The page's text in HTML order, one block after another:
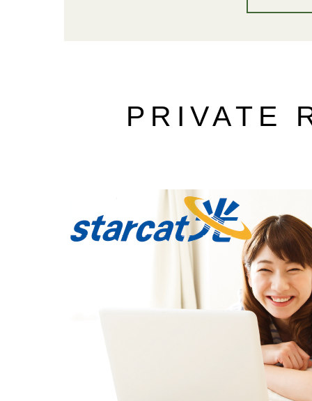
PRIVATE